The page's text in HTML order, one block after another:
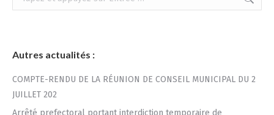
:
Autres actualités :
COMPTE-RENDU DE LA RÉUNION DE CONSEIL MUNICIPAL DU 2
JUILLET 202
Arrêté prefectoral portant interdiction temporaire de